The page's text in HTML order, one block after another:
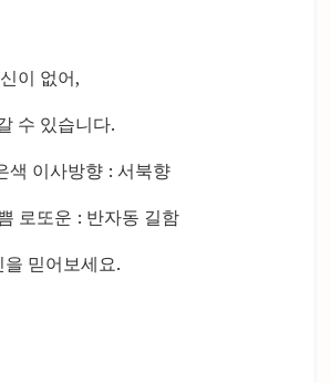
이 없어,
수 있습니다.
색 이사방향 : 서북향
로또운 : 반자동 길함
믿어보세요.